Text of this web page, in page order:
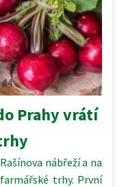
Prahy vrátí
nábřeží a na
trhy. První